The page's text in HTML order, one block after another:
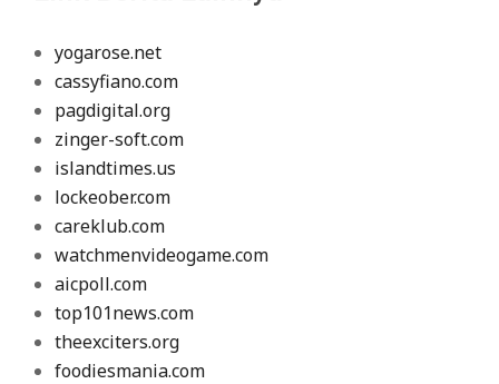
yogarose.net
cassyfiano.com
pagdigital.org
zinger-soft.com
islandtimes.us
lockeober.com
careklub.com
watchmenvideogame.com
aicpoll.com
top101news.com
theexciters.org
foodiesmania.com